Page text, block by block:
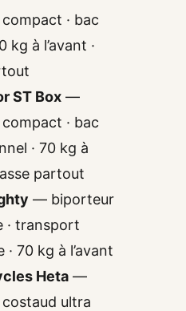
· bac
kg à l’avant ·
ST Box —
· bac
· 70 kg à
partout
— biporteur
· transport
· 70 kg à l’avant
Heta —
ultra